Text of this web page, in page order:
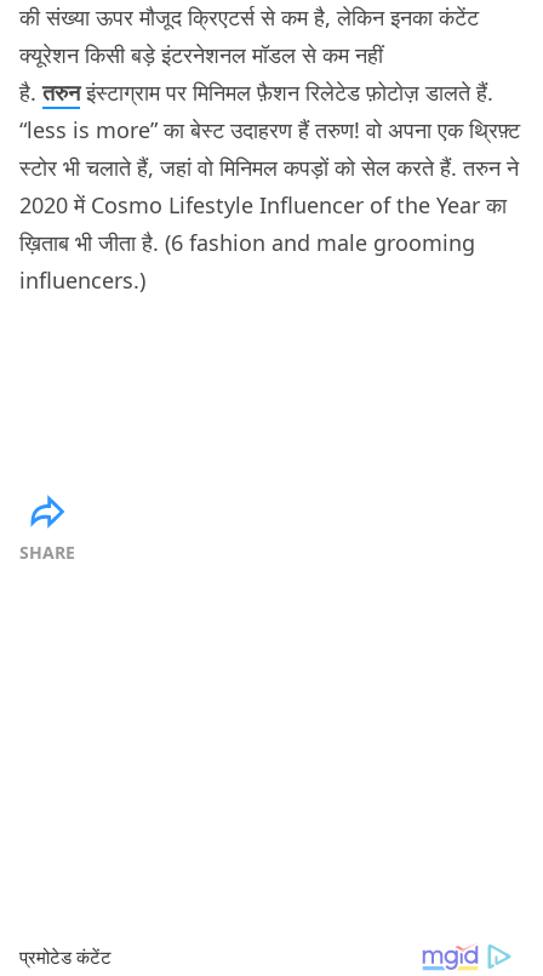
की संख्या ऊपर मौजूद क्रिएटर्स से कम है, लेकिन इनका कंटेंट
क्यूरेशन किसी बड़े इंटरनेशनल मॉडल से कम नहीं
है.तरुनइंस्टाग्राम पर मिनिमल फ़ैशन रिलेटेड फ़ोटोज़ डालते हैं.
“less is more” का बेस्ट उदाहरण हैं तरुण! वो अपना एक थ्रिफ़्ट
स्टोर भी चलाते हैं, जहां वो मिनिमल कपड़ों को सेल करते हैं. तरुन ने
2020 में Cosmo Lifestyle Influencer of the Year का
ख़िताब भी जीता है. (6 fashion and male grooming
influencers.)
SHARE